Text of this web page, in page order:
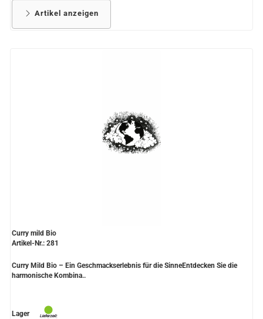
Artikel anzeigen
Curry mild Bio
Artikel-Nr.: 281
Curry Mild Bio – Ein Geschmackserlebnis für die SinneEntdecken Sie die
harmonische Kombina..
Lager